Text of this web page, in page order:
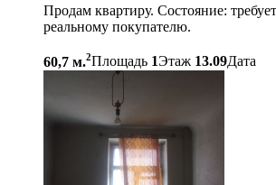
Продам квартиру. Состояние:
реальному покупателю.
60,7 м.2Площадь 1Этаж 13.09Дата